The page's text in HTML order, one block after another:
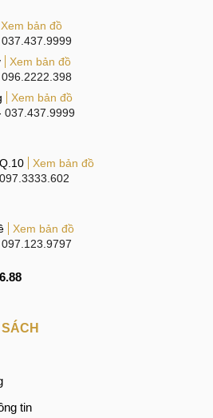
khủng khiếp của Dimensity 9200
với điểm số lên tới 1,7 triệu
thiết bị Vivo S18 Pro và S19 Pro
sẽ có tốc độ xử lý đa nhiệm vô
sử dụng các tác vụ nặng cũng như
lẫy cho vẻ bề ngoài, OPPO
đại, thời trang. Máy có thiết kế
Xem bản đồ
037.437.9999
Xem bản đồ
096.2222.398
Xem bản đồ
037.437.9999
Xem bản đồ
097.3333.602
Xem bản đồ
097.123.9797
tin